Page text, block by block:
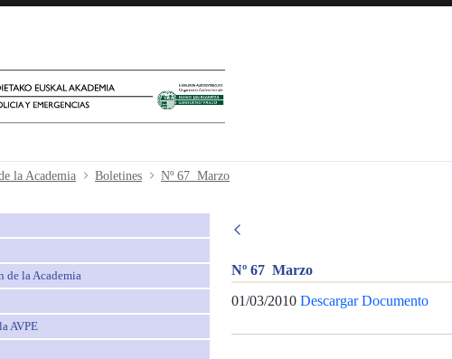
avpe
la Academia Boletines Nº 67 Marzo
de la Academia
AVPE
Nº 67 Marzo
01/03/2010 Descargar Documento